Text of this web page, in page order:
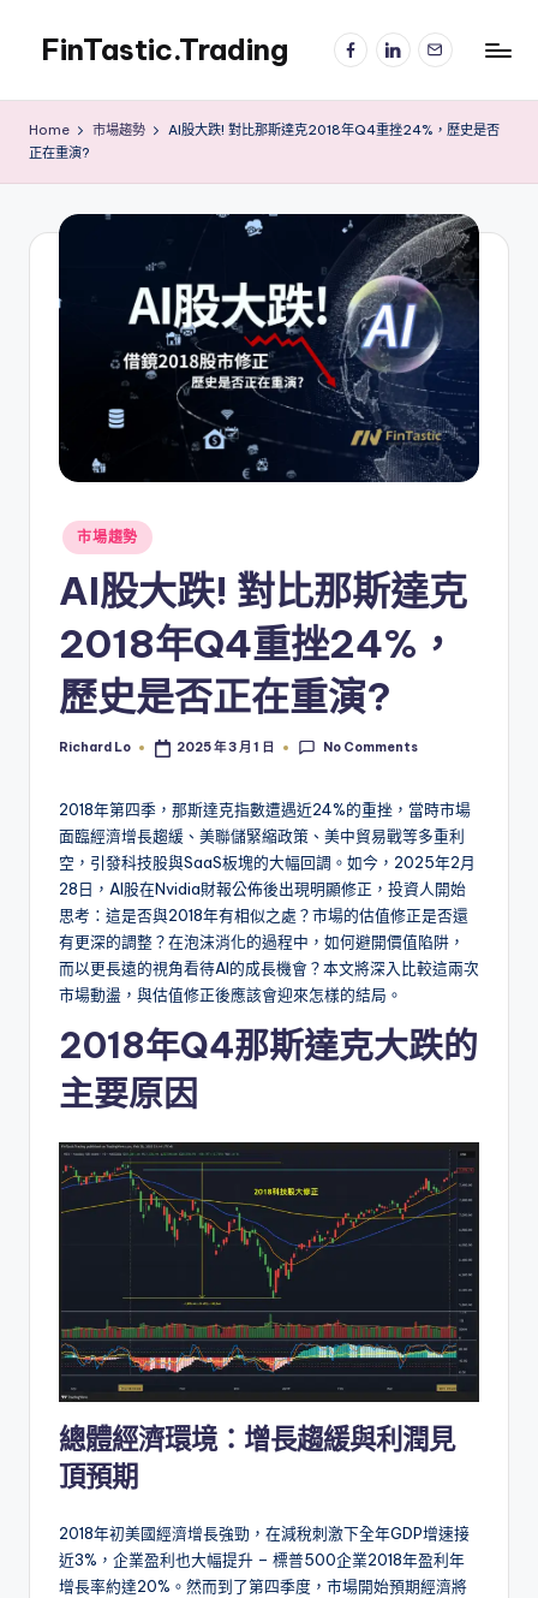
content
FinTastic.Trading
美
FacebookLinkedIn
電
子
Home 市場趨勢
AI股大跌! 對比那斯達克2018年Q4重挫24%，歷史是否
正在重演?
Posted
in
市場趨勢
AI股大跌! 對比那斯達克
2018年Q4重挫24%，
歷史是否正在重演?
Posted
Richard Lo 2025 年 3 月 1 日 No Comments
2018年第四季，那斯達克指數遭遇近24%的重挫，當時市場
面臨經濟增長趨緩、美聯儲緊縮政策、美中貿易戰等多重利
空，引發科技股與SaaS板塊的大幅回調。如今，2025年2月
28日，AI股在Nvidia財報公佈後出現明顯修正，投資人開始
思考：這是否與2018年有相似之處？市場的估值修正是否還
有更深的調整？在泡沫消化的過程中，如何避開價值陷阱，
而以更長遠的視角看待AI的成長機會？本文將深入比較這兩次
市場動盪，與估值修正後應該會迎來怎樣的結局。
2018年Q4那斯達克大跌的
主要原因
總體經濟環境：增長趨緩與利潤見
頂預期
2018年初美國經濟增長強勁，在減稅刺激下全年GDP增速接
近3%，企業盈利也大幅提升 – 標普500企業2018年盈利年
增長率約達20%。然而到了第四季度，市場開始預期經濟將